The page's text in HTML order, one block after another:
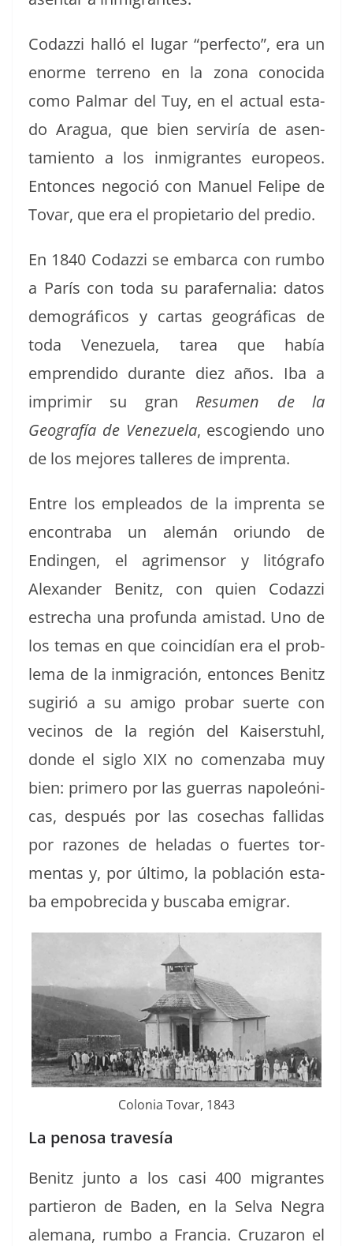
Codazzi hal­ló el lugar “per­fec­to”, era un
enorme ter­reno en la zona cono­ci­da
como Pal­mar del Tuy, en el actu­al esta­
do Aragua, que bien serviría de asen­
tamien­to a los inmi­grantes europeos.
Entonces nego­ció con Manuel Felipe de
Tovar, que era el propi­etario del predio.
En 1840 Codazzi se embar­ca con rum­bo
a París con toda su parafer­na­lia: datos
demográ­fi­cos y car­tas geográ­fi­cas de
toda Venezuela, tarea que había
empren­di­do durante diez años. Iba a
imprim­ir su gran Resumen de la
Geografía de Venezuela, esco­gien­do uno
de los mejores talleres de imprenta.
Entre los emplea­d­os de la imprenta se
encon­tra­ba un alemán ori­un­do de
Endin­gen, el agri­men­sor y litó­grafo
Alexan­der Benitz, con quien Codazzi
estrecha una pro­fun­da amis­tad. Uno de
los temas en que coin­cidían era el prob­
le­ma de la inmi­gración, entonces Benitz
sugir­ió a su ami­go pro­bar suerte con
veci­nos de la región del Kaiser­stuhl,
donde el siglo XIX no comen­z­a­ba muy
bien: primero por las guer­ras napoleóni­
cas, después por las cose­chas fal­l­i­das
por razones de heladas o fuertes tor­
men­tas y, por últi­mo, la población esta­
ba empo­bre­ci­da y bus­ca­ba emigrar.
Colo­nia Tovar, 1843
La penosa travesía
Benitz jun­to a los casi 400 migrantes
partieron de Baden, en la Sel­va Negra
ale­m­ana, rum­bo a Fran­cia. Cruzaron el